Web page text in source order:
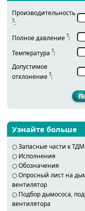
Производительность
?:
Полное давление ?:
Температура ?:
Допустимое
отклонение ?:
Узнайте больше
○Запасные части к ТДМ
○ Исполнения
○Обозначения
○Опросный лист на
вентилятор
○ Подбор дымососа,
вентилятора